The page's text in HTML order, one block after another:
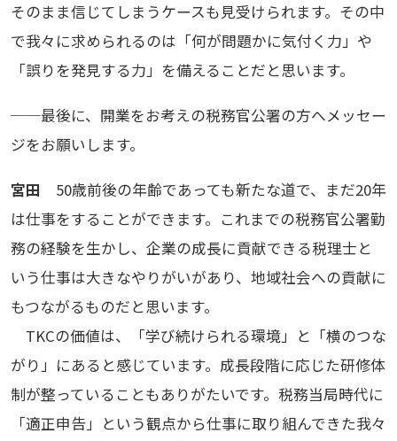
そのまま信じてしまうケースも見受けられます。その中
で我々に求められるのは「何が問題かに気付く力」や
「誤りを発見する力」を備えることだと思います。
──最後に、開業をお考えの税務官公署の方へメッセー
ジをお願いします。
宮田 50歳前後の年齢であっても新たな道で、まだ20年
は仕事をすることができます。これまでの税務官公署勤
務の経験を生かし、企業の成長に貢献できる税理士と
いう仕事は大きなやりがいがあり、地域社会への貢献に
もつながるものだと思います。
TKCの価値は、「学び続けられる環境」と「横のつな
がり」にあると感じています。成長段階に応じた研修体
制が整っていることもありがたいです。税務当局時代に
「適正申告」という観点から仕事に取り組んできた我々